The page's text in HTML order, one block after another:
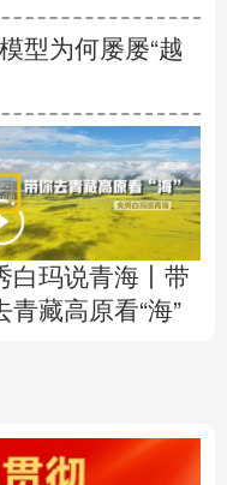
型为何屡屡“越
白玛说青海丨带
青藏高原看“海”